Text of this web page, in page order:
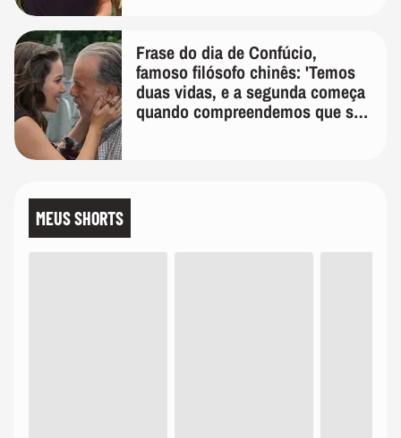
Frase do dia de Confúcio,
famoso filósofo chinês: 'Temos
duas vidas, e a segunda começa
quando compreendemos que só
MEUS SHORTS